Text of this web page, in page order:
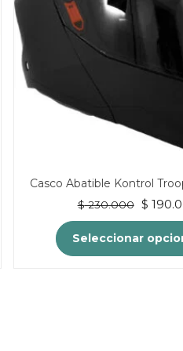
Casco Abatible Kontrol
$230.000
El
precio
original
era:
$
Seleccionar